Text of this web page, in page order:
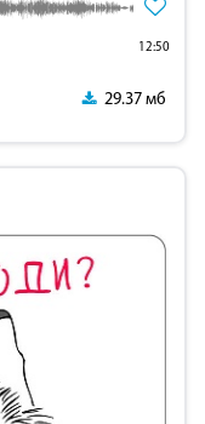
12:50
29.37 мб